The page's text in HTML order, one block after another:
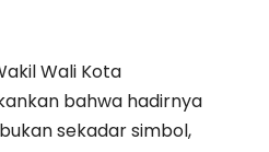
Wali Kota
bahwa hadirnya
sekadar simbol,